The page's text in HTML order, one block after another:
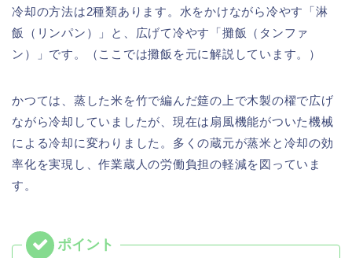
冷却の方法は2種類あります。水をかけながら冷やす「淋
飯（リンパン）」と、広げて冷やす「攤飯（タンファ
ン）」です。（ここでは攤飯を元に解説しています。）
かつては、蒸した米を竹で編んだ筵の上で木製の櫂で広げ
ながら冷却していましたが、現在は扇風機能がついた機械
による冷却に変わりました。多くの蔵元が蒸米と冷却の効
率化を実現し、作業蔵人の労働負担の軽減を図っていま
す。